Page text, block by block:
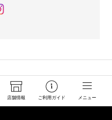
店舗情報 ご利用ガイド メニュー